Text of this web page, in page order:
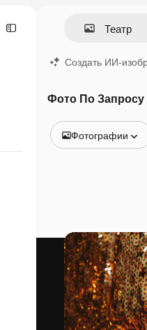
Создать ИИ-
Фото По Запросу
Фотографии
Видео
Видеоролик
Моушн-дизайн
Видеошаблоны
Иконки
3D-модели
Шрифты